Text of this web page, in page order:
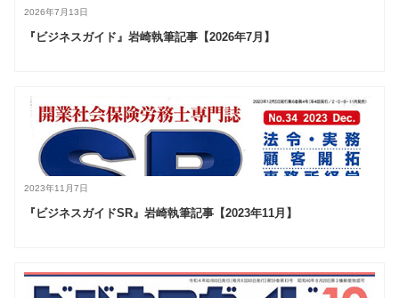
2026年7月13日
『ビジネスガイド』岩崎執筆記事【2026年7月】
2023年11月7日
『ビジネスガイドSR』岩崎執筆記事【2023年11月】